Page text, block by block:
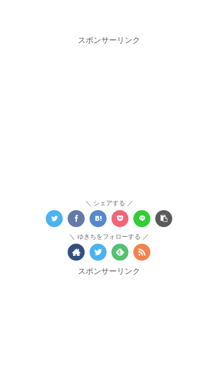
スポンサーリンク
シェアする
ゆきちをフォローする
スポンサーリンク